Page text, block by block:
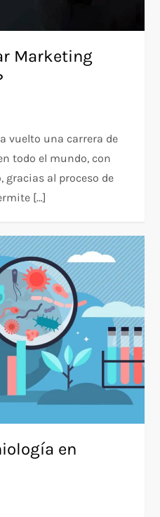
Marketing
vuelto una carrera de
todo el mundo, con
gracias al proceso de
[…]
en